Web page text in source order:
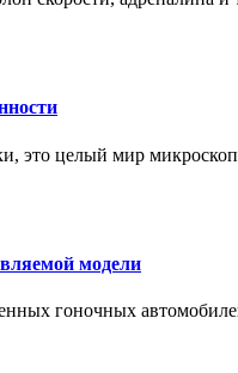
это целый мир
модели
гоночных